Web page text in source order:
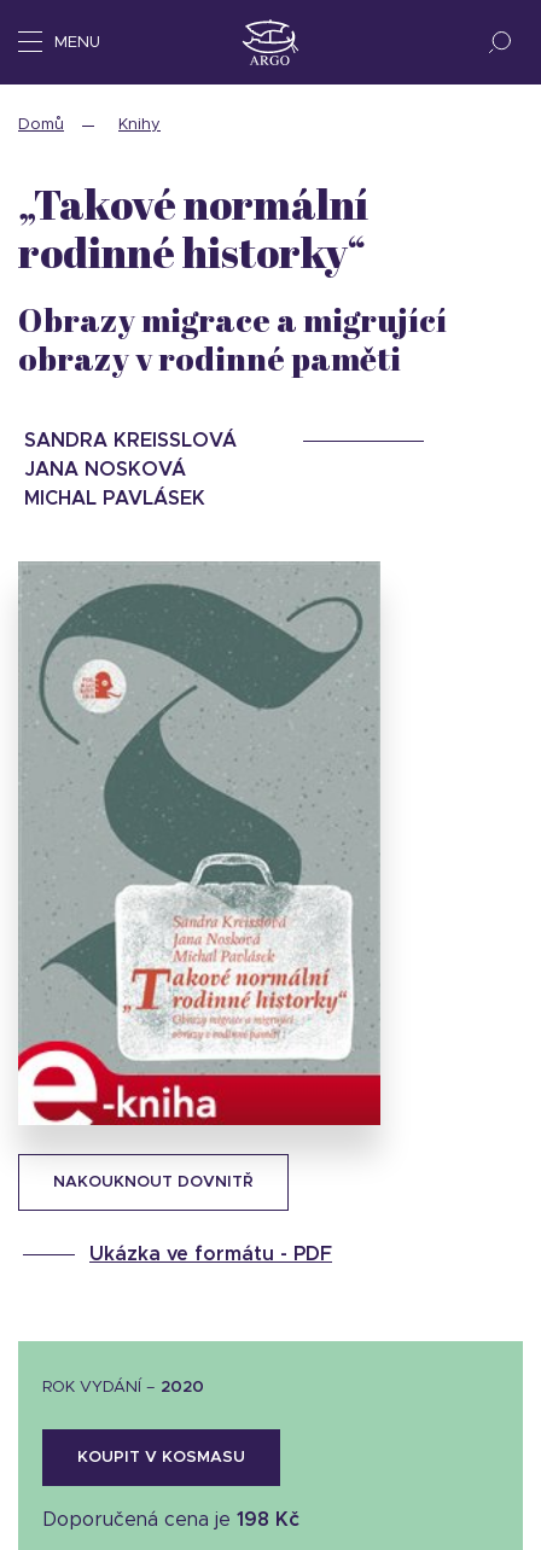
MENU
Domů Knihy
NAKOUKNOUT DOVNITŘ
Ukázka ve formátu - PDF
„Takové normální
rodinné historky“
Obrazy migrace a migrující
obrazy v rodinné paměti
SANDRA KREISSLOVÁ
JANA NOSKOVÁ
MICHAL PAVLÁSEK
ROK VYDÁNÍ – 2020
KOUPIT V KOSMASU
Doporučená cena je 198 Kč